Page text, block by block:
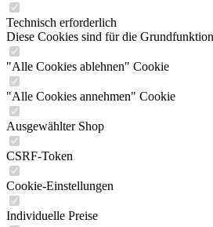
Technisch erforderlich
Diese Cookies sind für die
"Alle Cookies ablehnen" Cookie
"Alle Cookies annehmen" Cookie
Ausgewählter Shop
CSRF-Token
Cookie-Einstellungen
Individuelle Preise